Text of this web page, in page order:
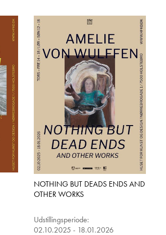
NOTHING BUT DEADS ENDS AND
OTHER WORKS
Udstillingsperiode:
02.10.2025 - 18.01.2026